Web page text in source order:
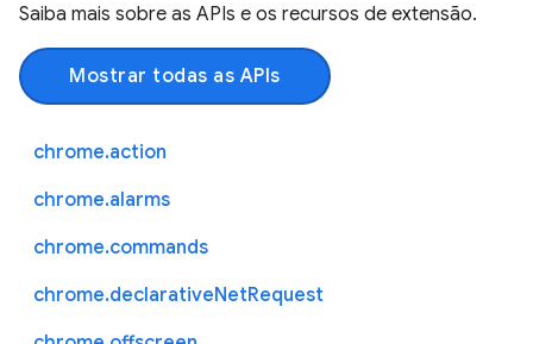
Saiba mais sobre as APIs e os recursos de extensão.
Mostrar todas as APIs
chrome.action
chrome.alarms
chrome.commands
chrome.declarativeNetRequest